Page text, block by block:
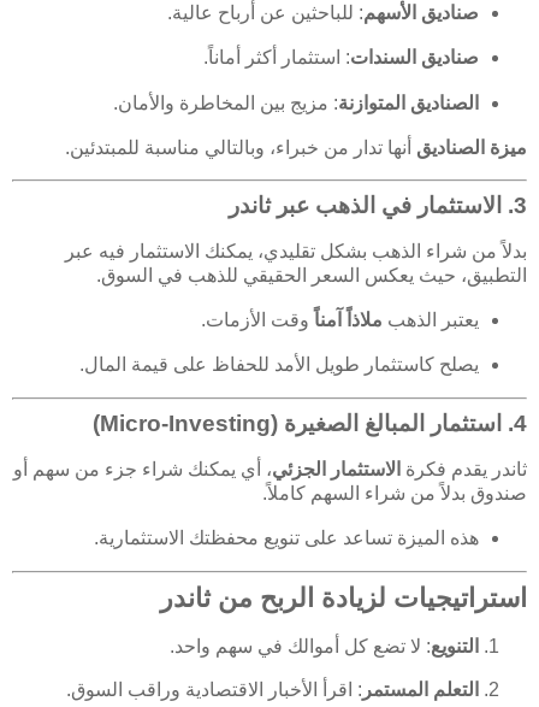
صناديق الأسهم: للباحثين عن أرباح عالية.
صناديق السندات: استثمار أكثر أماناً.
الصناديق المتوازنة: مزيج بين المخاطرة والأمان.
ميزة الصناديق أنها تدار من خبراء، وبالتالي مناسبة للمبتدئين.
3. الاستثمار في الذهب عبر ثاندر
بدلاً من شراء الذهب بشكل تقليدي، يمكنك الاستثمار فيه عبر
التطبيق، حيث يعكس السعر الحقيقي للذهب في السوق.
يعتبر الذهب ملاذاً آمناً وقت الأزمات.
يصلح كاستثمار طويل الأمد للحفاظ على قيمة المال.
4. استثمار المبالغ الصغيرة (Micro-Investing)
ثاندر يقدم فكرة الاستثمار الجزئي، أي يمكنك شراء جزء من سهم أو
صندوق بدلاً من شراء السهم كاملاً.
هذه الميزة تساعد على تنويع محفظتك الاستثمارية.
استراتيجيات لزيادة الربح من ثاندر
التنويع: لا تضع كل أموالك في سهم واحد.
التعلم المستمر : اقرأ الأخبار الاقتصادية وراقب السوق.